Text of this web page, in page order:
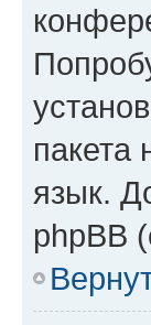
пакета
язык.
phpBB